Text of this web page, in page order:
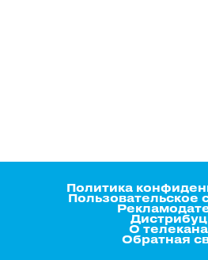
Политика
Пользовательское
О
Обратная